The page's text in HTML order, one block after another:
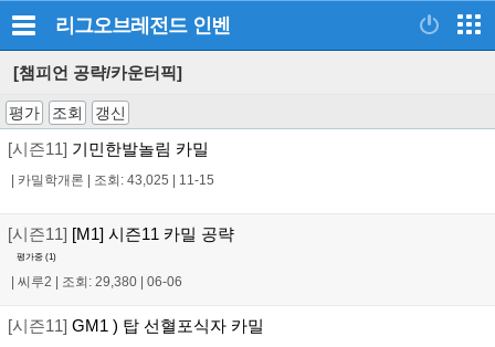
리그오브레전드 인벤
[챔피언 공략/카운터픽]
평가 조회 갱신
[시즌11] 기민한발놀림 카밀
카밀학개론 조회: 43,025 11-15
[시즌11] [M1] 시즌11 카밀 공략
평가중 (1)
씨루2 조회: 29,380 06-06
[시즌11] GM1 ) 탑 선혈포식자 카밀